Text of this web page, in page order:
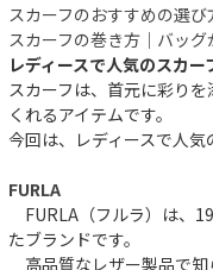
スカーフのおすすめの選
スカーフの巻き方｜バッ
レディースで人気のスカ
スカーフは、首元に彩り
くれるアイテムです。
今回は、レディースで人気
FURLA
FURLA（フルラ）は、
たブランドです。
高品質なレザー製品で知